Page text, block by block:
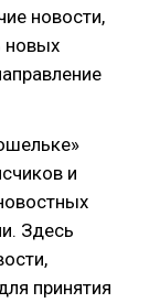
новости,
новых
и
Здесь
принятия